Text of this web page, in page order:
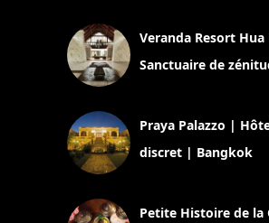
Veranda Resort
Sanctuaire de
Praya Palazzo |
discret | Bangkok
Petite Histoire de la